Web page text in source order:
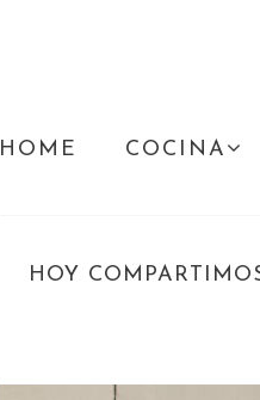
HOME COCINA
HOY